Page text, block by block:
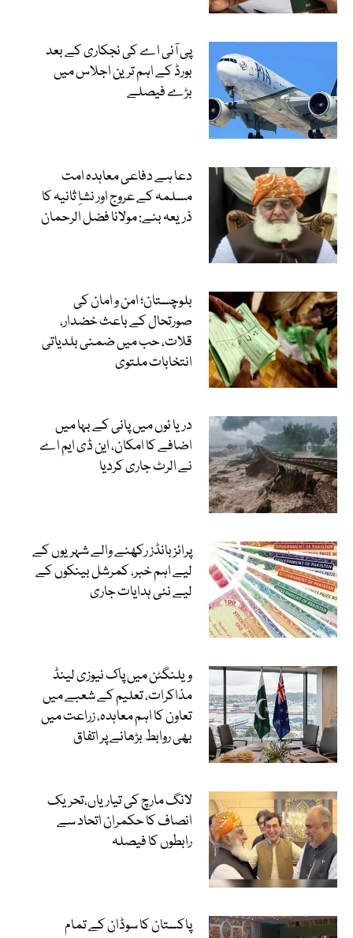
پی آئی اے کی نجکاری کے بعد
بورڈ کے اہم ترین اجلاس میں
بڑے فیصلے
دعا ہے دفاعی معاہدہ امت
مسلمہ کے عروج اور نشاِ ثانیہ کا
ذریعہ بنے: مولانا فضل الرحمان
بلوچستان؛ امن و امان کی
صورتحال کے باعث خضدار،
قلات، حب میں ضمنی بلدیاتی
انتخابات ملتوی
دریا ئوں میں پانی کے بہا میں
اضافے کا امکان، این ڈی ایم اے
نے الرٹ جاری کردیا
پرائز بانڈز رکھنے والے شہریوں کے
لیے اہم خبر، کمرشل بینکوں کے
لیے نئی ہدایات جاری
ویلنگٹن میں پاک نیوزی لینڈ
مذاکرات، تعلیم کے شعبے میں
تعاون کا اہم معاہدہ، زراعت میں
بھی روابط بڑھانے پر اتفاق
لانگ مارچ کی تیاریاں،تحریک
انصاف کا حکمران اتحاد سے
رابطوں کا فیصلہ
پاکستان کا سوڈان کے تمام